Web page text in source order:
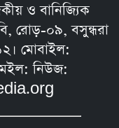
ও বানিজ্যিক
রোড়-০৯, বসুন্ধরা
মোবাইল:
নিউজ: